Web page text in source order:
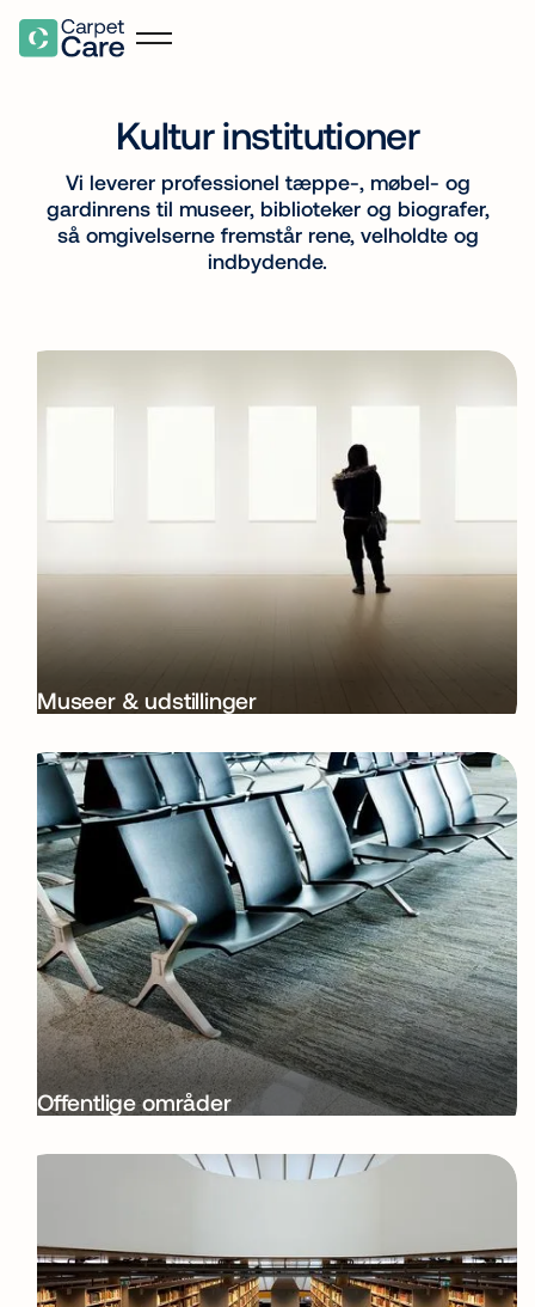
Kultur institutioner
Vi leverer professionel tæppe-, møbel- og
gardinrens til museer, biblioteker og biografer,
så omgivelserne fremstår rene, velholdte og
indbydende.
Museer & udstillinger
Offentlige områder